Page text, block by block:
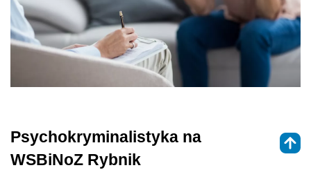
Psychokryminalistyka na
WSBiNoZ Rybnik